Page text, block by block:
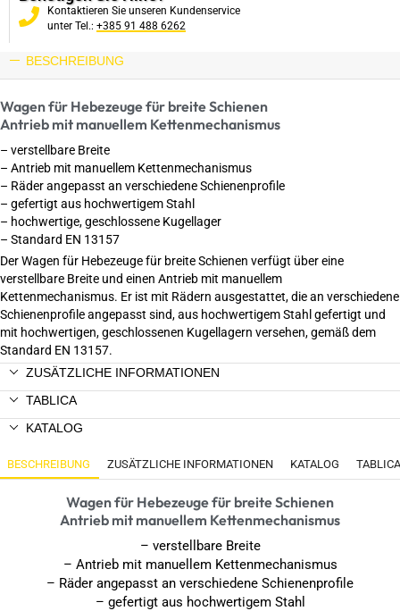
Kontaktieren Sie unseren Kundenservice
unter Tel.: +385 91 488 6262
BESCHREIBUNG
Wagen für Hebezeuge für breite Schienen
Antrieb mit manuellem Kettenmechanismus
– verstellbare Breite
– Antrieb mit manuellem Kettenmechanismus
– Räder angepasst an verschiedene Schienenprofile
– gefertigt aus hochwertigem Stahl
– hochwertige, geschlossene Kugellager
– Standard EN 13157
Der Wagen für Hebezeuge für breite Schienen verfügt über eine
verstellbare Breite und einen Antrieb mit manuellem
Kettenmechanismus. Er ist mit Rädern ausgestattet, die an verschiedene
Schienenprofile angepasst sind, aus hochwertigem Stahl gefertigt und
mit hochwertigen, geschlossenen Kugellagern versehen, gemäß dem
Standard EN 13157.
ZUSÄTZLICHE INFORMATIONEN
TABLICA
KATALOG
BESCHREIBUNG ZUSÄTZLICHE INFORMATIONEN KATALOG TABLICA
Wagen für Hebezeuge für breite Schienen
Antrieb mit manuellem Kettenmechanismus
– verstellbare Breite
– Antrieb mit manuellem Kettenmechanismus
– Räder angepasst an verschiedene Schienenprofile
– gefertigt aus hochwertigem Stahl